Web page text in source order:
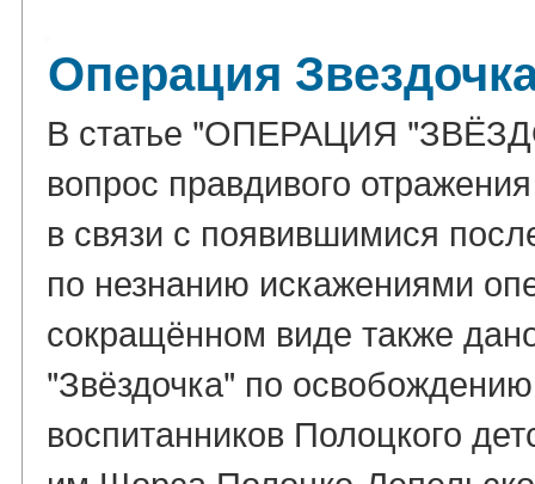
Операция
В статье "ОПЕРАЦИЯ
вопрос правдивого
в связи с появившимися
по незнанию искажениями
сокращённом виде также
"Звёздочка" по
воспитанников Полоцкого